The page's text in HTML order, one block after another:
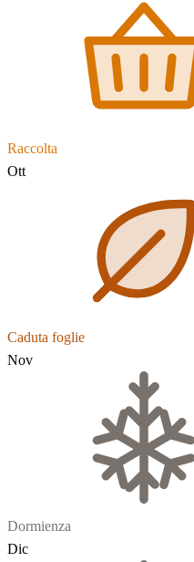
Raccolta
Ott
Caduta foglie
Nov
Dormienza
Dic